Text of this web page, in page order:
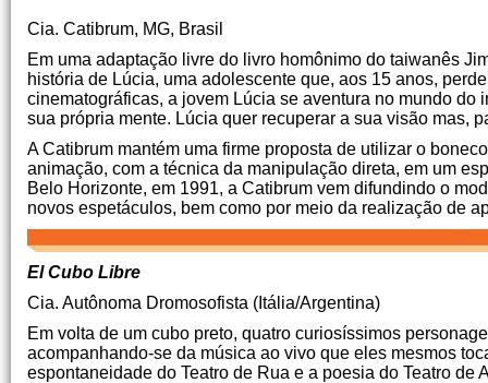
Cia. Catibrum, MG, Brasil
Em uma adaptação livre do livro homônimo do taiwanês
história de Lúcia, uma adolescente que, aos 15 anos,
cinematográficas, a jovem Lúcia se aventura no mundo
sua própria mente. Lúcia quer recuperar a sua visão mas,
A Catibrum mantém uma firme proposta de utilizar o
animação, com a técnica da manipulação direta, em um
Belo Horizonte, em 1991, a Catibrum vem difundindo o
novos espetáculos, bem como por meio da realização de
El Cubo Libre
Cia. Autônoma Dromosofista (Itália/Argentina)
Em volta de um cubo preto, quatro curiosíssimos
acompanhando-se da música ao vivo que eles mesmos
espontaneidade do Teatro de Rua e a poesia do Teatro